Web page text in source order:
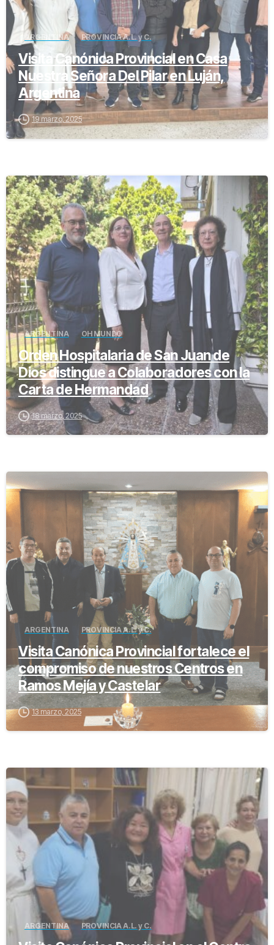
ARGENTINA PROVINCIA A.L. y C.
Visita Canónica Provincial en Casa
Nuestra Señora Del Pilar en Luján,
Argentina
19 marzo, 2025
ARGENTINA OH MUNDO
Orden Hospitalaria de San Juan de
Dios distingue a Colaboradores con la
Carta de Hermandad
18 marzo, 2025
-
ARGENTINA PROVINCIA A.L. y C.
Visita Canónica Provincial fortalece el
compromiso de nuestros Centros en
Ramos Mejía y Castelar
13 marzo, 2025
ARGENTINA PROVINCIA A.L. y C.